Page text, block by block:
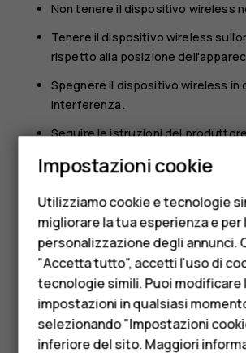
Smartphone
Cellulari
Telefoni per
Accessori
HMD Terra M
Per le imprese
Non tenere il dispositivo wireless
Tenere il dispositivo wireless
rispetto alla posizione
Spegnere il dispositivo wireless in
interferenza.
Seguire le istruzioni del
In caso di dubbi inerenti l'utilizzo del
con un'apparecchiatura medica
proprio medico.
Ti è stato d'aiuto?
Impostazioni cookie
Utilizziamo cookie e tecnologie
migliorare la tua esperienza e per
personalizzazione degli annunci.
"Accetta tutto", accetti l'uso di
tecnologie simili. Puoi modificare
impostazioni in qualsiasi
selezionando "Impostazioni
inferiore del sito. Maggiori